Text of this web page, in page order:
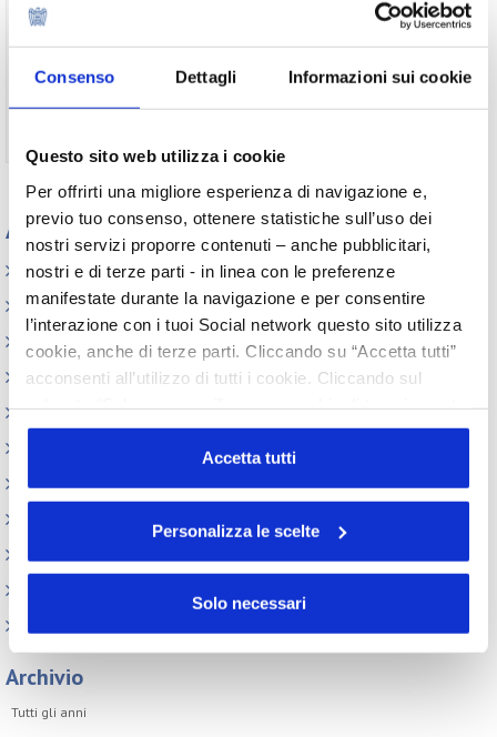
Consenso Dettagli Informazioni sui cookie
Questo sito web utilizza i cookie
Per offrirti una migliore esperienza di navigazione e,
previo tuo consenso, ottenere statistiche sull’uso dei
nostri servizi proporre contenuti – anche pubblicitari,
nostri e di terze parti - in linea con le preferenze
manifestate durante la navigazione e per consentire
l’interazione con i tuoi Social network questo sito utilizza
cookie, anche di terze parti. Cliccando su “Accetta tutti”
acconsenti all’utilizzo di tutti i cookie. Cliccando sul
o profilazione viene utilizzato. Cliccando su
“Personalizza le scelte” è possibile esprimere la propria
volontà in relazione a ciascuna categoria di cookie del
Accetta tutti
Personalizza le scelte
Solo necessari
Appuntamenti
Elenco Completo
Assemblea
Convegno tecnico internazionale
Cosmoprof
Information Day
Beauty Report
Eventi Speciali
Archivio
Tutti gli anni